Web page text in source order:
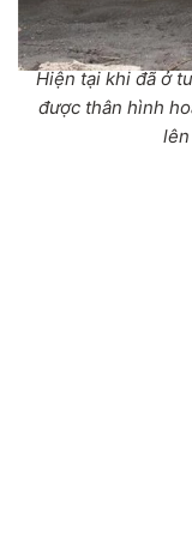
Hiện tại khi đã ở
được thân hình